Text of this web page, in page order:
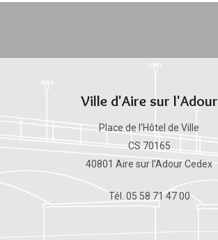
Ville d'Aire sur l'Adour
Place de l'Hôtel de Ville
CS 70165
40801 Aire sur l'Adour Cedex
Tél. 05 58 71 47 00